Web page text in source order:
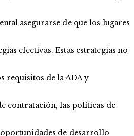
asegurarse de que los lugares
efectivas. Estas estrategias no
requisitos de la ADA y
contratación, las políticas de
de desarrollo